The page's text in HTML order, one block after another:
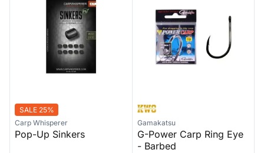
SALE 25%
Carp Whisperer
Pop-Up Sinkers
Gamakatsu
G-Power Carp Ring Eye
- Barbed